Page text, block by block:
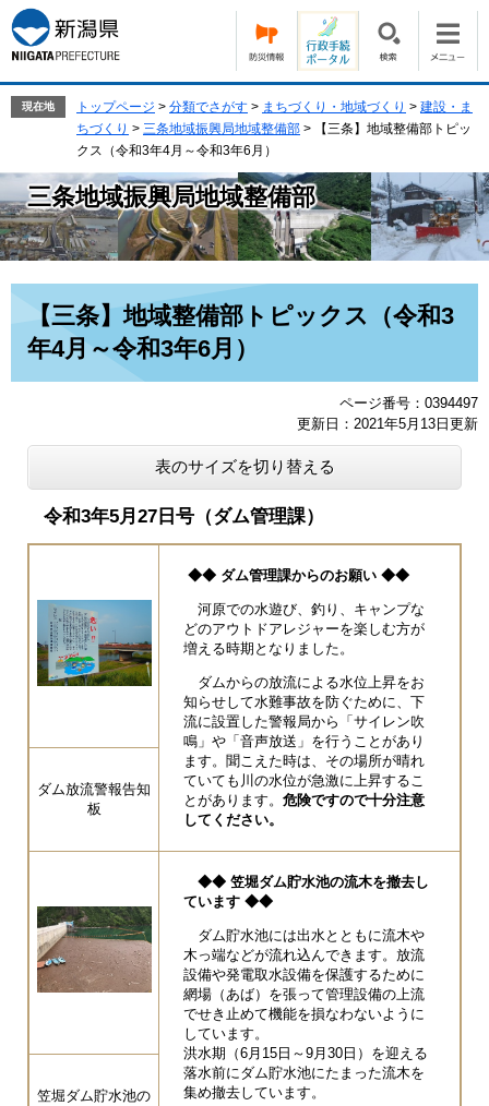
ー
ジ
の
す。
ニ
ュ
ー
し
本
文
へ
現在地 トップページ > 分類でさがす > まちづくり・地域づくり > 建設・ま
ちづくり > 三条地域振興局地域整備部 >
【三条】地域整備部トピッ
クス（令和3年4月～令和3年6月）
三条地域振興局地域整備部
【三条】地域整備部トピックス（令和3
年4月～令和3年6月）
ページ番号：0394497
更新日：2021年5月13日更新
表のサイズを切り替える
令和3年5月27日号（ダム管理課）
◆◆ ダム管理課からのお願い ◆◆
河原での水遊び、釣り、キャンプな
どのアウトドアレジャーを楽しむ方が
増える時期となりました。
ダムからの放流による水位上昇をお
知らせして水難事故を防ぐために、下
流に設置した警報局から「サイレン吹
鳴」や「音声放送」を行うことがあり
ます。聞こえた時は、その場所が晴れ
ていても川の水位が急激に上昇するこ
とがあります。 危険ですので十分注意
してください。
ダム放流警報告知
板
◆◆ 笠堀ダム貯水池の流木を撤去し
ています ◆◆
ダム貯水池には出水とともに流木や
木っ端などが流れ込んできます。放流
設備や発電取水設備を保護するために
網場（あば）を張って管理設備の上流
でせき止めて機能を損なわないように
しています。
洪水期（6月15日～9月30日）を迎える
落水前にダム貯水池にたまった流木を
集め撤去しています。
笠堀ダム貯水池の